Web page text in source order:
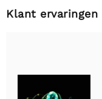
Klant ervaringen